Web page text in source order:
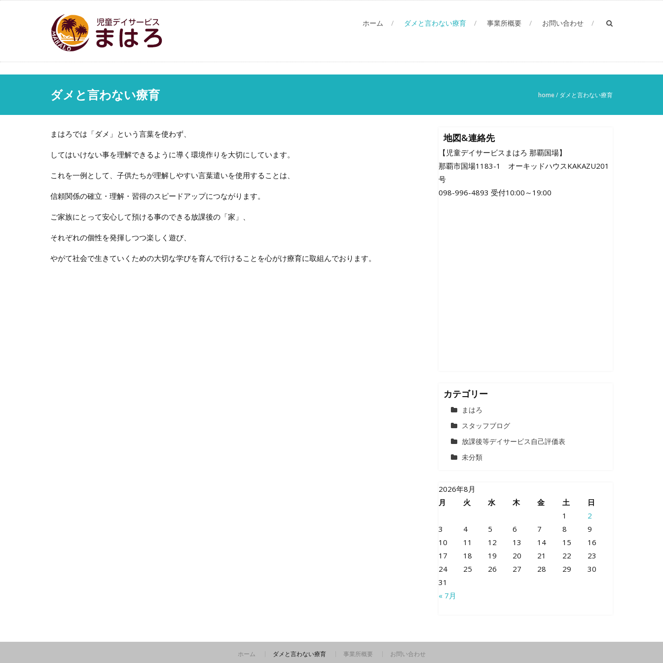
ホーム ダメと言わない療育 事業所概要 お問い合わせ
ダメと言わない療育 home/ ダメと言わない療育
まはろでは「ダメ」という言葉を使わず、
してはいけない事を理解できるように導く環境作りを大切にしています。
これを一例として、子供たちが理解しやすい言葉遣いを使用することは、
信頼関係の確立・理解・習得のスピードアップにつながります。
ご家族にとって安心して預ける事のできる放課後の「家」、
それぞれの個性を発揮しつつ楽しく遊び、
やがて社会で生きていくための大切な学びを育んで行けることを心がけ療育に取組んでおります。
地図&連絡先
【児童デイサービスまはろ 那覇国場】
那覇市国場1183-1 オーキッドハウスKAKAZU201
号
098-996-4893 受付10:00～19:00
カテゴリー
まはろ
スタッフブログ
放課後等デイサービス自己評価表
未分類
2026年8月
月
火 水 木 金 土 日
« 7月
1
2
3
4 5 6 7 8
9
10
11 12 13 14 15
16
17
18 19 20 21 22
23
24
25 26 27 28 29
30
31
ホーム ダメと言わない療育 事業所概要 お問い合わせ